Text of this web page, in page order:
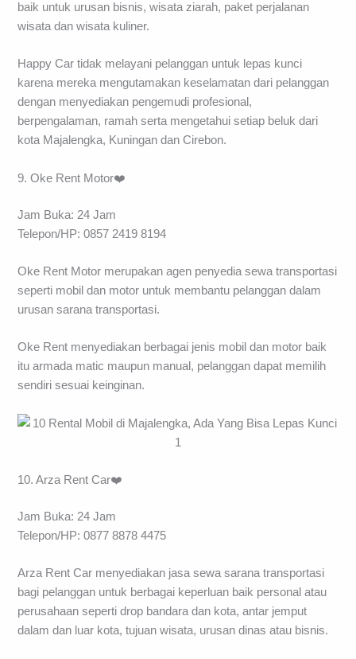
baik untuk urusan bisnis, wisata ziarah, paket perjalanan
wisata dan wisata kuliner.
Happy Car tidak melayani pelanggan untuk lepas kunci
karena mereka mengutamakan keselamatan dari pelanggan
dengan menyediakan pengemudi profesional,
berpengalaman, ramah serta mengetahui setiap beluk dari
kota Majalengka, Kuningan dan Cirebon.
9. Oke Rent Motor❤️
Jam Buka: 24 Jam
Telepon/HP: 0857 2419 8194
Oke Rent Motor merupakan agen penyedia sewa transportasi
seperti mobil dan motor untuk membantu pelanggan dalam
urusan sarana transportasi.
Oke Rent menyediakan berbagai jenis mobil dan motor baik
itu armada matic maupun manual, pelanggan dapat memilih
sendiri sesuai keinginan.
10. Arza Rent Car❤️
Jam Buka: 24 Jam
Telepon/HP: 0877 8878 4475
Arza Rent Car menyediakan jasa sewa sarana transportasi
bagi pelanggan untuk berbagai keperluan baik personal atau
perusahaan seperti drop bandara dan kota, antar jemput
dalam dan luar kota, tujuan wisata, urusan dinas atau bisnis.